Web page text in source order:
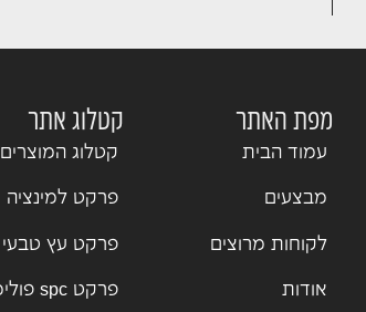
מפת האתר
עמוד הבית
מבצעים
לקוחות מרוצים
אודות
קטלוג אתר
קטלוג המוצרים
פרקט למינציה
פרקט עץ טבעי
פרקט spc פולימרי